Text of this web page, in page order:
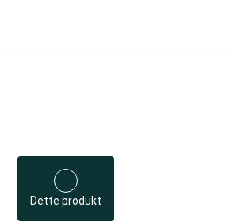
Dette produkt